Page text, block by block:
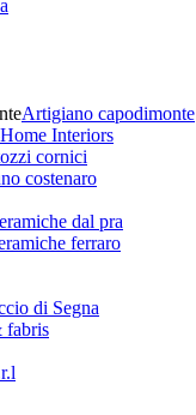
Artigiano capodimonte
Interiors
cornici
costenaro
dal pra
ferraro
di Segna
fabris